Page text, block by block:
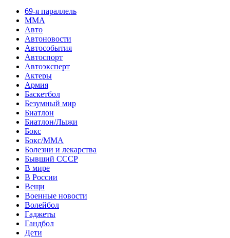
69-я параллель
MMA
Авто
Автоновости
Автособытия
Автоспорт
Автоэксперт
Актеры
Армия
Баскетбол
Безумный мир
Биатлон
Биатлон/Лыжи
Бокс
Бокс/MMA
Болезни и лекарства
Бывший СССР
В мире
В России
Вещи
Военные новости
Волейбол
Гаджеты
Гандбол
Дети